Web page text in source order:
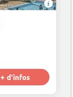
+ d'infos